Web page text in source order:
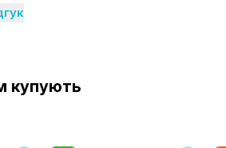
купують